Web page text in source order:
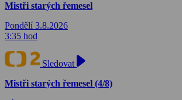
Mistři starých řemesel
Pondělí 3.8.2026
3:35 hod
Sledovat
Mistři starých řemesel (4/8)